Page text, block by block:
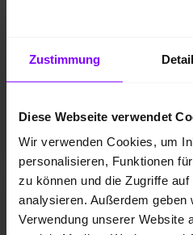
Zustimmung
Diese Webseite verwendet
Wir verwenden Cookies, um
personalisieren, Funktionen
zu können und die Zugriffe
analysieren. Außerdem
Verwendung unserer Website
37.977,00 EUR
Fahrzeugangebot der Hülpert
Skoda Octavia